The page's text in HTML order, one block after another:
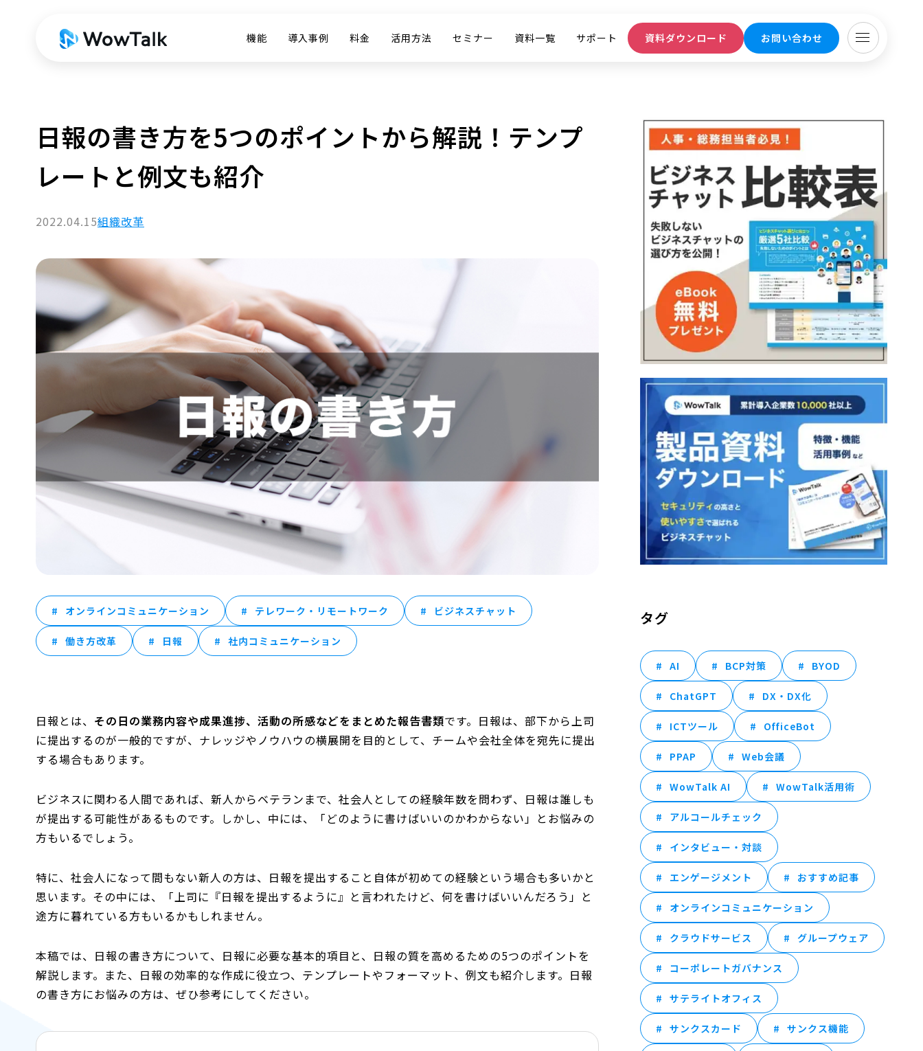
機能 導入事例 料金 活用方法 セミナー 資料一覧 サポート 資料ダウンロード お問い合わせ
日報の書き方を5つのポイントから解説！テンプ
レートと例文も紹介
2022.04.15組織改革
オンラインコミュニケーション テレワーク・リモートワーク ビジネスチャット
働き方改革 日報 社内コミュニケーション
日報とは、 その日の業務内容や成果進捗、活動の所感などをまとめた報告書類です。日報は、部下から上司
に提出するのが一般的ですが、ナレッジやノウハウの横展開を目的として、チームや会社全体を宛先に提出
する場合もあります。
ビジネスに関わる人間であれば、新人からベテランまで、社会人としての経験年数を問わず、日報は誰しも
が提出する可能性があるものです。しかし、中には、「どのように書けばいいのかわからない」とお悩みの
方もいるでしょう。
特に、社会人になって間もない新人の方は、日報を提出すること自体が初めての経験という場合も多いかと
思います。その中には、「上司に『日報を提出するように』と言われたけど、何を書けばいいんだろう」と
途方に暮れている方もいるかもしれません。
本稿では、日報の書き方について、日報に必要な基本的項目と、日報の質を高めるための5つのポイントを
解説します。また、日報の効率的な作成に役立つ、テンプレートやフォーマット、例文も紹介します。日報
の書き方にお悩みの方は、ぜひ参考にしてください。
タグ
AI BCP対策 BYOD
ChatGPT DX・DX化
ICTツール OfficeBot
PPAP Web会議
WowTalk AI WowTalk活用術
アルコールチェック
インタビュー・対談
エンゲージメント おすすめ記事
オンラインコミュニケーション
クラウドサービス グループウェア
コーポレートガバナンス
サテライトオフィス
サンクスカード サンクス機能